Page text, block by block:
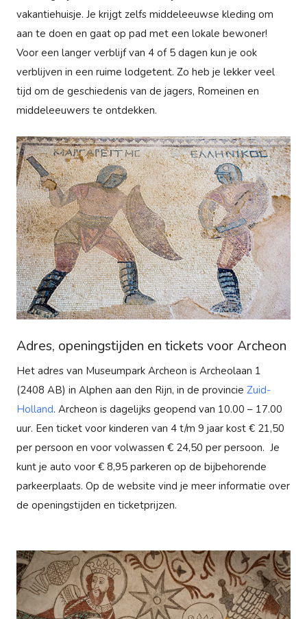
vakantiehuisje. Je krijgt zelfs middeleeuwse kleding om
aan te doen en gaat op pad met een lokale bewoner!
Voor een langer verblijf van 4 of 5 dagen kun je ook
verblijven in een ruime lodgetent. Zo heb je lekker veel
tijd om de geschiedenis van de jagers, Romeinen en
middeleeuwers te ontdekken.
Adres, openingstijden en tickets voor Archeon
Het adres van Museumpark Archeon is Archeolaan 1
(2408 AB) in Alphen aan den Rijn, in de provincie Zuid-
Holland. Archeon is dagelijks geopend van 10.00 – 17.00
uur. Een ticket voor kinderen van 4 t/m 9 jaar kost € 21,50
per persoon en voor volwassen € 24,50 per persoon. Je
kunt je auto voor € 8,95 parkeren op de bijbehorende
parkeerplaats. Op de website vind je meer informatie over
de openingstijden en ticketprijzen.